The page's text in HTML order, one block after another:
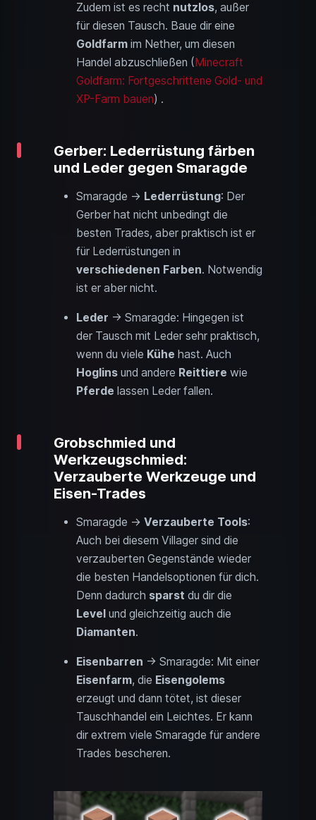
Zudem ist es recht nutzlos, außer
für diesen Tausch. Baue dir eine
Goldfarm im Nether, um diesen
Handel abzuschließen ( Minecraft
Goldfarm: Fortgeschrittene Gold- und
XP-Farm bauen) .
Gerber: Lederrüstung färben
und Leder gegen Smaragde
Smaragde → Lederrüstung: Der
Gerber hat nicht unbedingt die
besten Trades, aber praktisch ist er
für Lederrüstungen in
verschiedenen Farben. Notwendig
ist er aber nicht.
Leder → Smaragde: Hingegen ist
der Tausch mit Leder sehr praktisch,
wenn du viele Kühe hast. Auch
Hoglins und andere Reittiere wie
Pferde lassen Leder fallen.
Grobschmied und
Werkzeugschmied:
Verzauberte Werkzeuge und
Eisen-Trades
Smaragde → Verzauberte Tools:
Auch bei diesem Villager sind die
verzauberten Gegenstände wieder
die besten Handelsoptionen für dich.
Denn dadurch sparst du dir die
Level und gleichzeitig auch die
Diamanten.
Eisenbarren → Smaragde: Mit einer
Eisenfarm, die Eisengolems
erzeugt und dann tötet, ist dieser
Tauschhandel ein Leichtes. Er kann
dir extrem viele Smaragde für andere
Trades bescheren.